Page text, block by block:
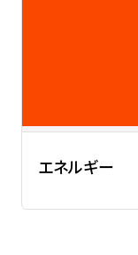
エネルギー